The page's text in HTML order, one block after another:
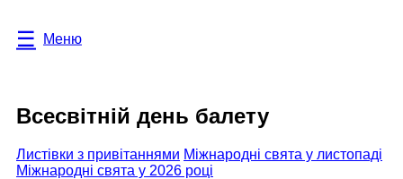
Меню
Всесвітній день балету
Листівки з привітаннями Міжнародні свята у листопаді
Міжнародні свята у 2026 році